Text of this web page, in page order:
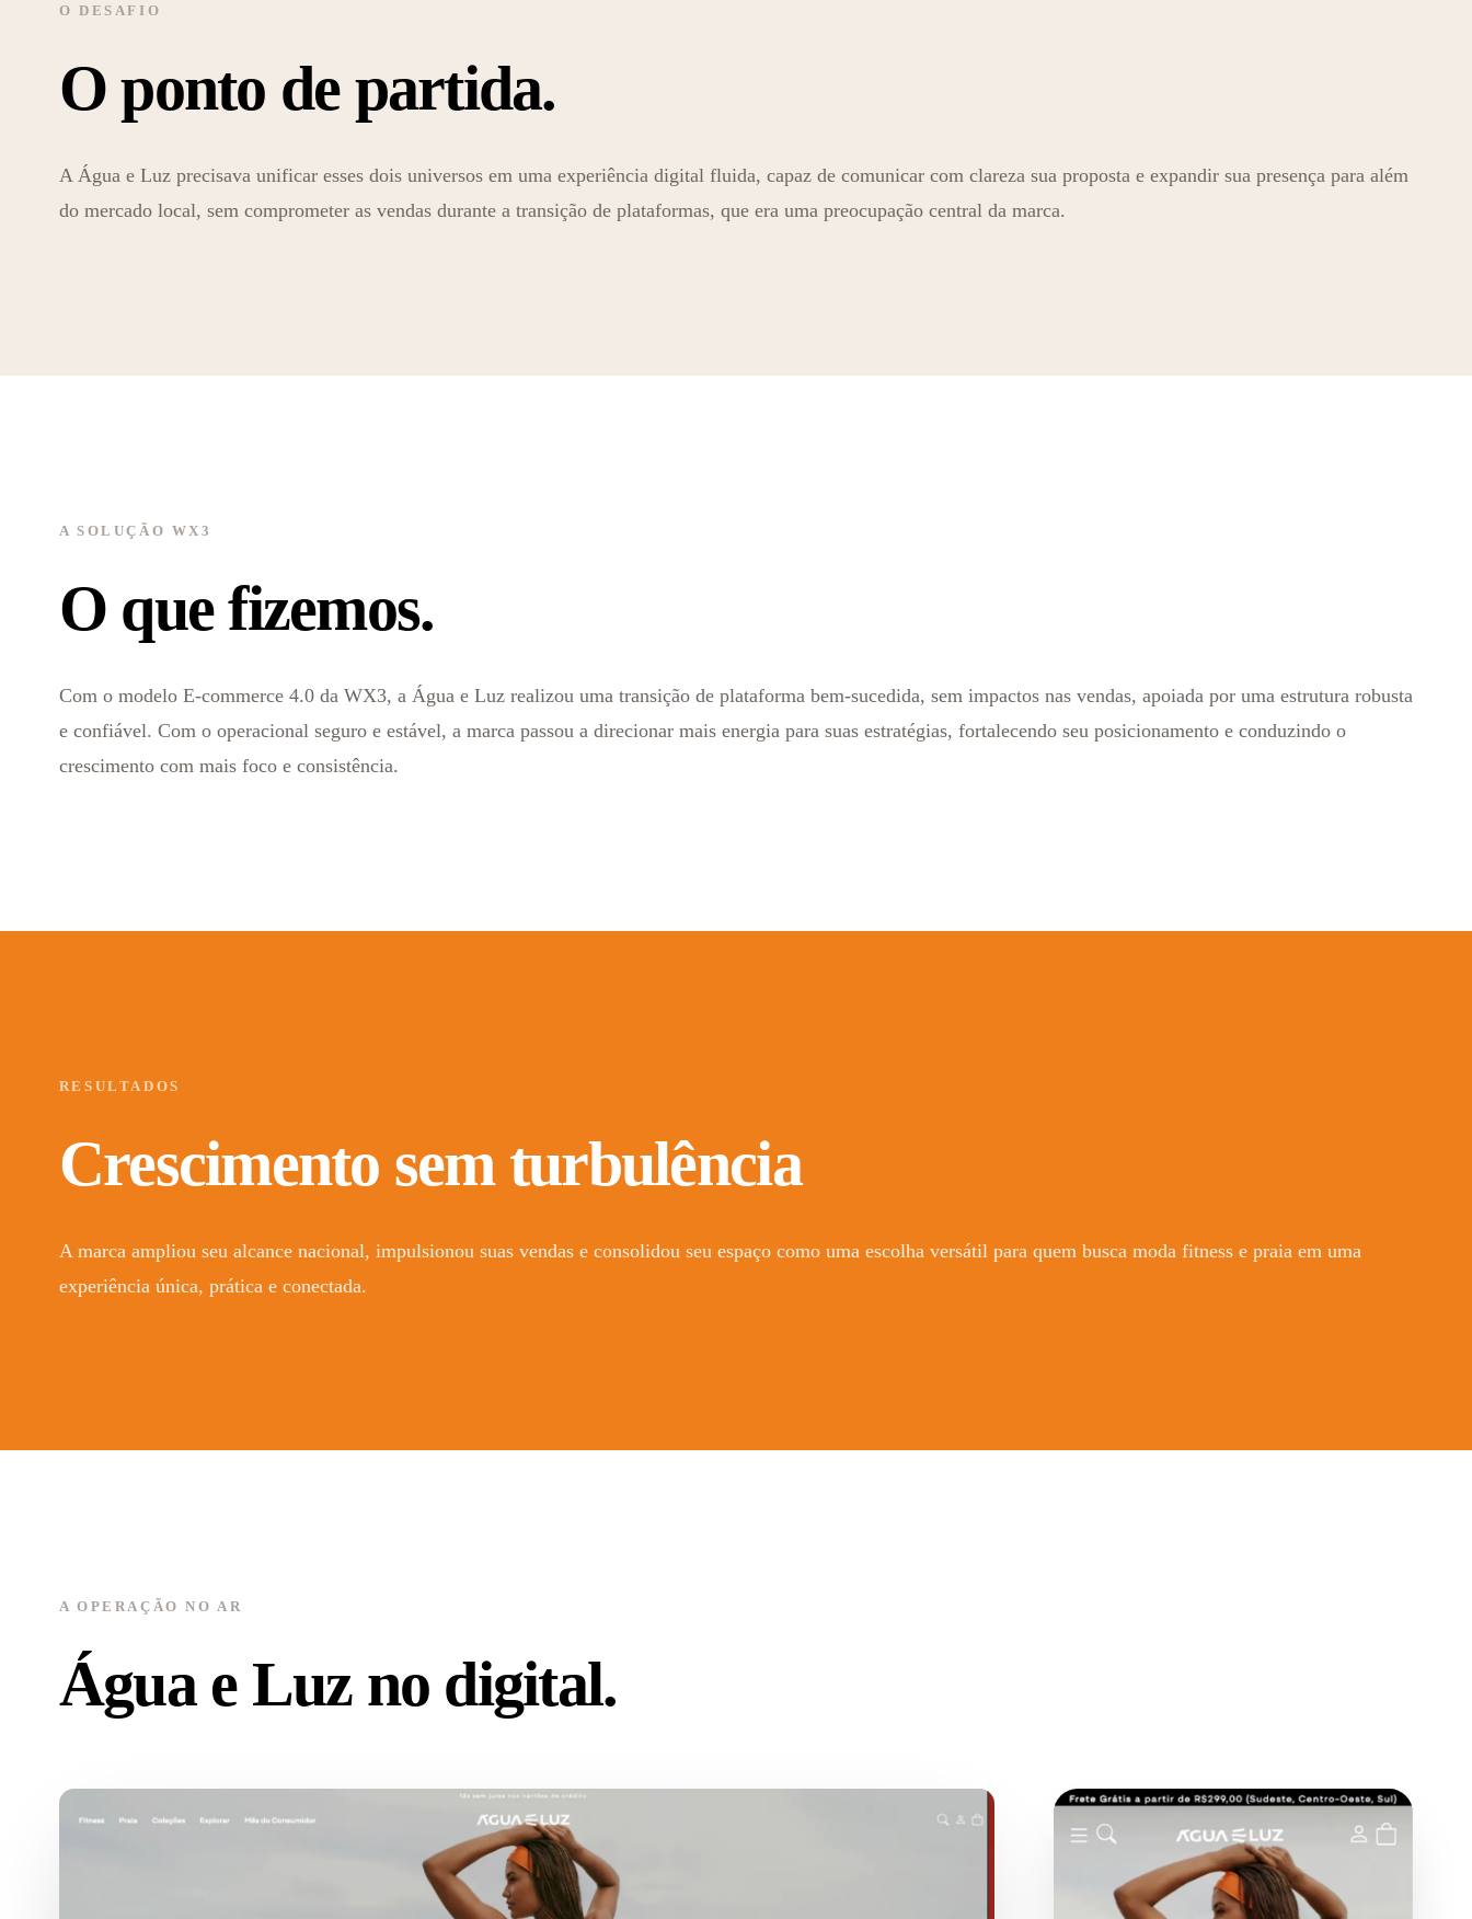
O DESAFIO
O ponto de partida.
A Água e Luz precisava unificar esses dois universos em uma experiência digital fluida, capaz de comunicar com clareza sua proposta e expandir sua presença para além
do mercado local, sem comprometer as vendas durante a transição de plataformas, que era uma preocupação central da marca.
A SOLUÇÃO WX3
O que fizemos.
Com o modelo E-commerce 4.0 da WX3, a Água e Luz realizou uma transição de plataforma bem-sucedida, sem impactos nas vendas, apoiada por uma estrutura robusta
e confiável. Com o operacional seguro e estável, a marca passou a direcionar mais energia para suas estratégias, fortalecendo seu posicionamento e conduzindo o
crescimento com mais foco e consistência.
RESULTADOS
Crescimento sem turbulência
A marca ampliou seu alcance nacional, impulsionou suas vendas e consolidou seu espaço como uma escolha versátil para quem busca moda fitness e praia em uma
experiência única, prática e conectada.
A OPERAÇÃO NO AR
Água e Luz no digital.